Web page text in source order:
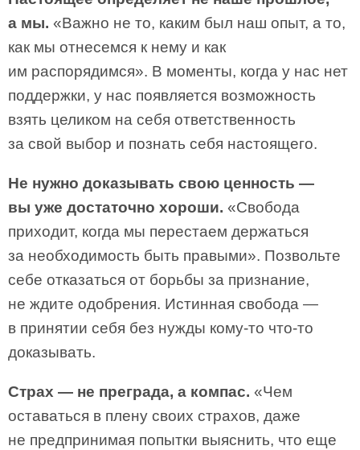
а мы. «Важно не то, каким был наш опыт, а то,
как мы отнесемся к нему и как
им распорядимся». В моменты, когда у нас нет
поддержки, у нас появляется возможность
взять целиком на себя ответственность
за свой выбор и познать себя настоящего.
Не нужно доказывать свою ценность —
вы уже достаточно хороши. «Свобода
приходит, когда мы перестаем держаться
за необходимость быть правыми». Позвольте
себе отказаться от борьбы за признание,
не ждите одобрения. Истинная свобода —
в принятии себя без нужды кому-то что-то
доказывать.
Страх — не преграда, а компас. «Чем
оставаться в плену своих страхов, даже
не предпринимая попытки выяснить, что еще